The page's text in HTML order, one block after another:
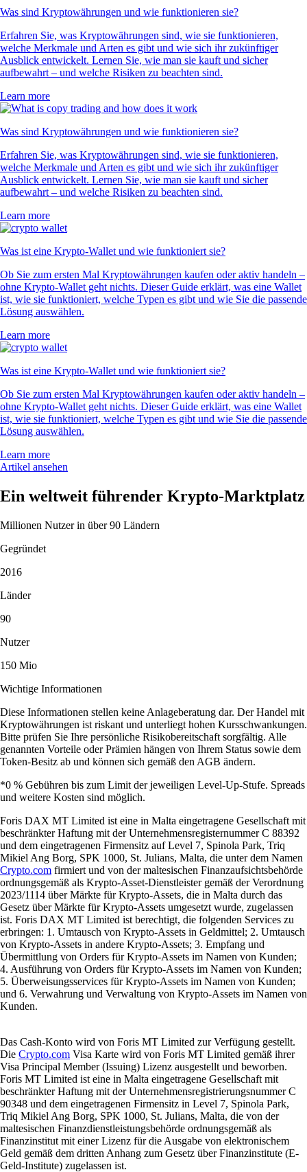
Was sind Kryptowährungen und wie funktionieren sie?
Erfahren Sie, was Kryptowährungen sind, wie sie funktionieren,
welche Merkmale und Arten es gibt und wie sich ihr zukünftiger
Ausblick entwickelt. Lernen Sie, wie man sie kauft und sicher
aufbewahrt – und welche Risiken zu beachten sind.
Learn more
Was sind Kryptowährungen und wie funktionieren sie?
Erfahren Sie, was Kryptowährungen sind, wie sie funktionieren,
welche Merkmale und Arten es gibt und wie sich ihr zukünftiger
Ausblick entwickelt. Lernen Sie, wie man sie kauft und sicher
aufbewahrt – und welche Risiken zu beachten sind.
Learn more
Was ist eine Krypto-Wallet und wie funktioniert sie?
Ob Sie zum ersten Mal Kryptowährungen kaufen oder aktiv handeln –
ohne Krypto-Wallet geht nichts. Dieser Guide erklärt, was eine Wallet
ist, wie sie funktioniert, welche Typen es gibt und wie Sie die passende
Lösung auswählen.
Learn more
Was ist eine Krypto-Wallet und wie funktioniert sie?
Ob Sie zum ersten Mal Kryptowährungen kaufen oder aktiv handeln –
ohne Krypto-Wallet geht nichts. Dieser Guide erklärt, was eine Wallet
ist, wie sie funktioniert, welche Typen es gibt und wie Sie die passende
Lösung auswählen.
Learn more
Artikel ansehen
Ein weltweit führender Krypto-Marktplatz
Millionen Nutzer in über 90 Ländern
Gegründet
2016
Länder
90
Nutzer
150 Mio
Wichtige Informationen
Diese Informationen stellen keine Anlageberatung dar. Der Handel mit
Kryptowährungen ist riskant und unterliegt hohen Kursschwankungen.
Bitte prüfen Sie Ihre persönliche Risikobereitschaft sorgfältig. Alle
genannten Vorteile oder Prämien hängen von Ihrem Status sowie dem
Token-Besitz ab und können sich gemäß den AGB ändern.
*0 % Gebühren bis zum Limit der jeweiligen Level-Up-Stufe. Spreads
und weitere Kosten sind möglich.
Foris DAX MT Limited ist eine in Malta eingetragene Gesellschaft mit
beschränkter Haftung mit der Unternehmensregisternummer C 88392
und dem eingetragenen Firmensitz auf Level 7, Spinola Park, Triq
Mikiel Ang Borg, SPK 1000, St. Julians, Malta, die unter dem Namen
Crypto.com firmiert und von der maltesischen Finanzaufsichtsbehörde
ordnungsgemäß als Krypto-Asset-Dienstleister gemäß der Verordnung
2023/1114 über Märkte für Krypto-Assets, die in Malta durch das
Gesetz über Märkte für Krypto-Assets umgesetzt wurde, zugelassen
ist. Foris DAX MT Limited ist berechtigt, die folgenden Services zu
erbringen: 1. Umtausch von Krypto-Assets in Geldmittel; 2. Umtausch
von Krypto-Assets in andere Krypto-Assets; 3. Empfang und
Übermittlung von Orders für Krypto-Assets im Namen von Kunden;
4. Ausführung von Orders für Krypto-Assets im Namen von Kunden;
5. Überweisungsservices für Krypto-Assets im Namen von Kunden;
und 6. Verwahrung und Verwaltung von Krypto-Assets im Namen von
Kunden.
Das Cash-Konto wird von Foris MT Limited zur Verfügung gestellt.
Die Crypto.com Visa Karte wird von Foris MT Limited gemäß ihrer
Visa Principal Member (Issuing) Lizenz ausgestellt und beworben.
Foris MT Limited ist eine in Malta eingetragene Gesellschaft mit
beschränkter Haftung mit der Unternehmensregistrierungsnummer C
90348 und dem eingetragenen Firmensitz in Level 7, Spinola Park,
Triq Mikiel Ang Borg, SPK 1000, St. Julians, Malta, die von der
maltesischen Finanzdienstleistungsbehörde ordnungsgemäß als
Finanzinstitut mit einer Lizenz für die Ausgabe von elektronischem
Geld gemäß dem dritten Anhang zum Gesetz über Finanzinstitute (E-
Geld-Institute) zugelassen ist.